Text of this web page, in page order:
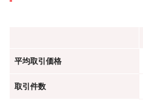
平均取引価格
取引件数